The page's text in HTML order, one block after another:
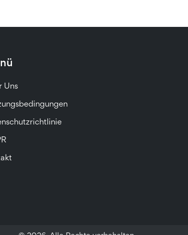
Uns